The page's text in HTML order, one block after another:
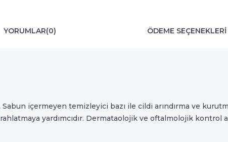
YORUMLAR(0) ÖDEME SEÇENEKLERI
içermeyen temizleyici bazı ile cildi arındırma ve
yardımcıdır. Dermataolojik ve oftalmolojik kontrol